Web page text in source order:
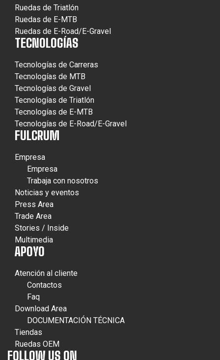
Ruedas de Triatlón
Ruedas de E-MTB
Ruedas de E-Road/E-Gravel
TECNOLOGÍAS
Tecnologías de Carreras
Tecnologías de MTB
Tecnologías de Gravel
Tecnologías de Triatlón
Tecnologías de E-MTB
Tecnologías de E-Road/E-Gravel
FULCRUM
Empresa
Empresa
Trabaja con nosotros
Noticias y eventos
Press Area
Trade Area
Stories / Inside
Multimedia
APOYO
Atención al cliente
Contactos
Faq
Download Area
DOCUMENTACIÓN TÉCNICA
Tiendas
Ruedas OEM
FOLLOW US ON